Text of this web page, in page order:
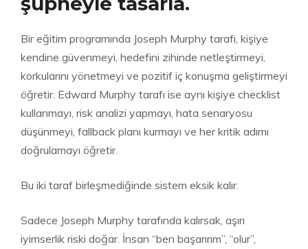
Bir eğitim programında Joseph Murphy tarafı, kişiye
kendine güvenmeyi, hedefini zihinde netleştirmeyi,
korkularını yönetmeyi ve pozitif iç konuşma geliştirmeyi
öğretir. Edward Murphy tarafı ise aynı kişiye checklist
kullanmayı, risk analizi yapmayı, hata senaryosu
düşünmeyi, fallback planı kurmayı ve her kritik adımı
doğrulamayı öğretir.
Bu iki taraf birleşmediğinde sistem eksik kalır.
Sadece Joseph Murphy tarafında kalırsak, aşırı
iyimserlik riski doğar. İnsan “ben başarırım”, “olur”,